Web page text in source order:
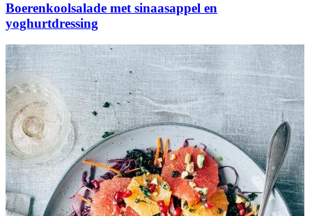
Boerenkoolsalade met sinaasappel en
yoghurtdressing